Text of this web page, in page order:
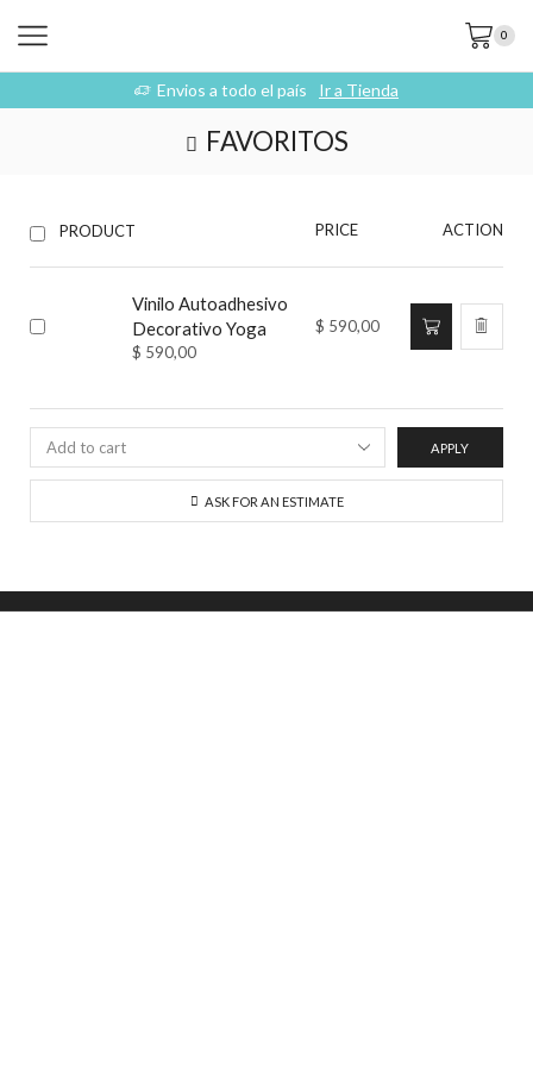
0
Envios a todo el país Ir a Tienda
FAVORITOS
PRODUCT PRICE ACTION
Vinilo Autoadhesivo
Decorativo Yoga
$ 590,00
$ 590,00
APPLY
ASK FOR AN ESTIMATE